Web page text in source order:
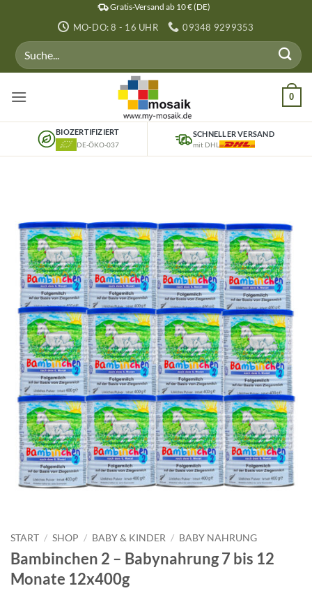
springen
Gratis-Versand ab 10 € (DE)
MO-DO: 8 - 16 UHR 09348 9299353
Suchen
nach:
0
BIOZERTIFIZIERT
DE-ÖKO-037
SCHNELLER VERSAND
mit DHL
START / SHOP / BABY & KINDER / BABY NAHRUNG
Bambinchen 2 – Babynahrung 7 bis 12
Monate 12x400g